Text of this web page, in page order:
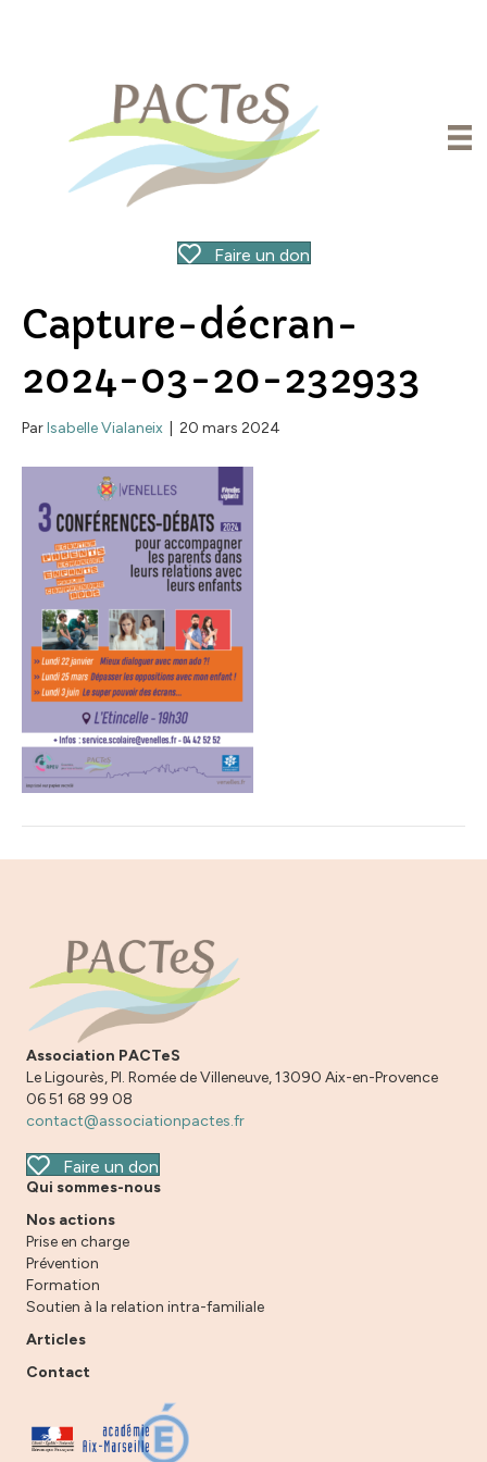
Faire un don
Capture-décran-
2024-03-20-232933
ParIsabelle Vialaneix 20 mars 2024
Association PACTeS
Le Ligourès, Pl. Romée de Villeneuve, 13090 Aix-en-Provence
06 51 68 99 08
contact@associationpactes.fr
Faire un don
Qui sommes-nous
Nos actions
Prise en charge
Prévention
Formation
Soutien à la relation intra-familiale
Articles
Contact